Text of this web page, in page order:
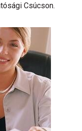
Csúcson.